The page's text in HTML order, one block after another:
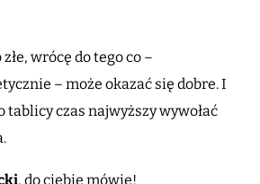
wrócę do tego co –
– może okazać się dobre. I
tablicy czas najwyższy wywołać
, do ciebie mówię!